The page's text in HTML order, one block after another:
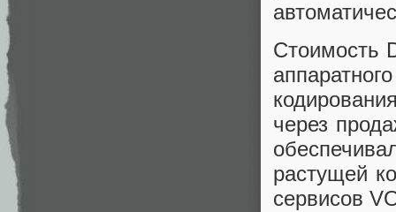
Стоимость
через
растущей
сервисов